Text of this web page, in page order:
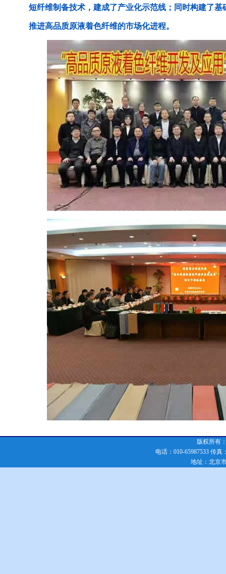
短纤维制备技术，建成了产业化示范线；同时构建了
推进高品质原液着色纤维的市场化进程。
版权所有
电话：010-65987533 传真
地址：北京